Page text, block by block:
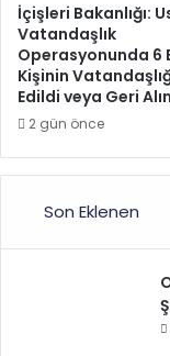
İçişleri Bakanlığı:
Vatandaşlık
Operasyonunda 6
Kişinin
Edildi veya Geri
2 gün önce
Son Eklenen